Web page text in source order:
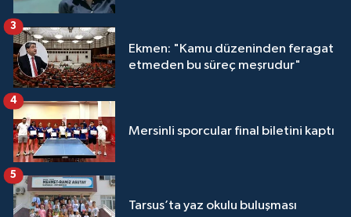
Ekmen: "Kamu düzeninden feragat
etmeden bu süreç meşrudur"
3
Mersinli sporcular final biletini kaptı
4
Tarsus’ta yaz okulu buluşması
5